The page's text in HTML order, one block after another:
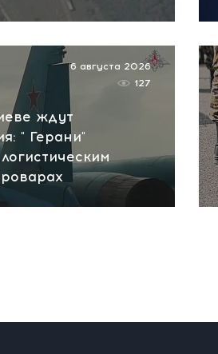
ждут
" Герани"
6 августа 2026
127